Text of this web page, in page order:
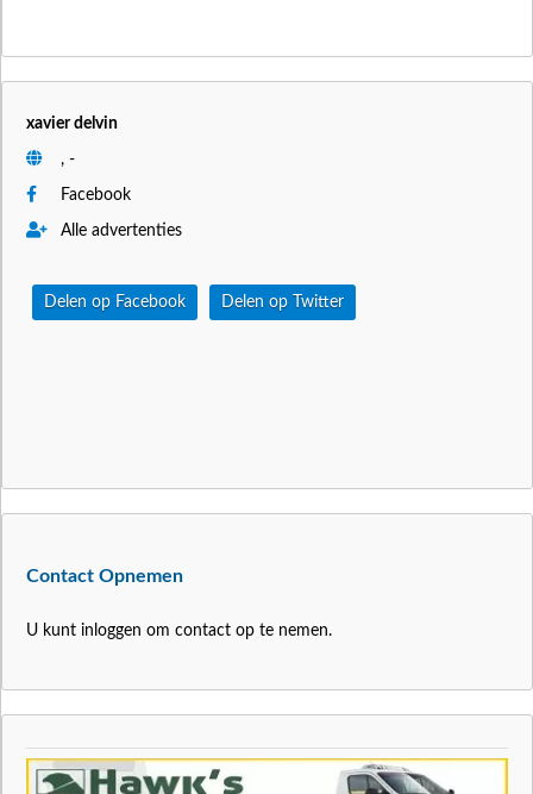
xavier delvin
, -
Facebook
Alle advertenties
Delen op Facebook Delen op Twitter
Contact Opnemen
U kunt inloggen om contact op te nemen.